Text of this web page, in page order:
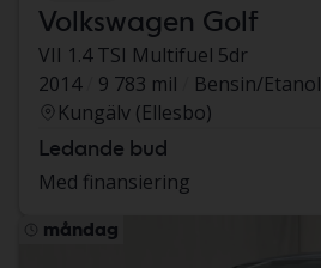
Volkswagen Golf
VII 1.4 TSI Multifuel 5dr
2014
9 783 mil
Bensin/Etanol
Kungälv (Ellesbo)
Ledande bud
Med finansiering
måndag